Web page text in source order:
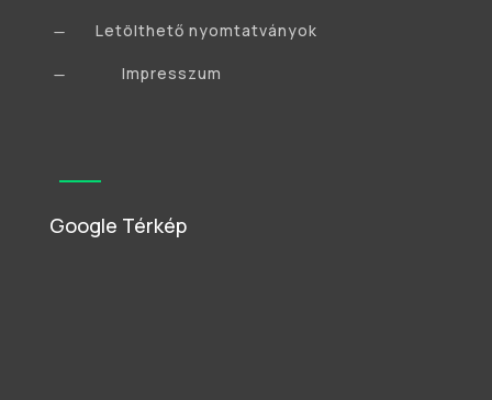
K Letölthető nyomtatványok
K Impresszum
Google Térkép